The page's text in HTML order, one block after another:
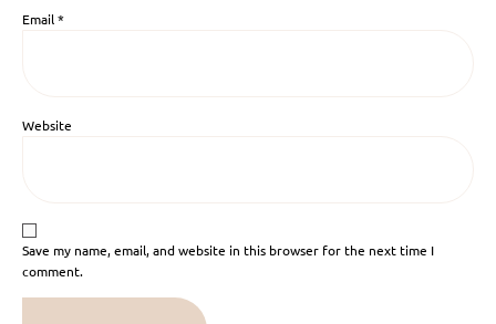
Email*
Website
Save my name, email, and website in this browser for the next time I
comment.